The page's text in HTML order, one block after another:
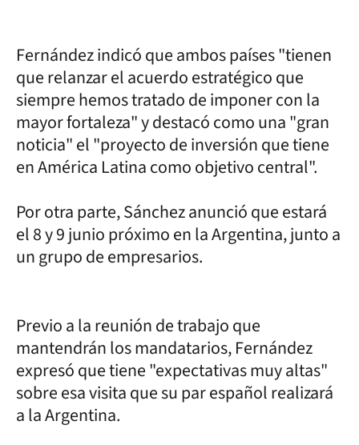
Fernández indicó que ambos países "tienen
que relanzar el acuerdo estratégico que
siempre hemos tratado de imponer con la
mayor fortaleza" y destacó como una "gran
noticia" el "proyecto de inversión que tiene
en América Latina como objetivo central".
Por otra parte, Sánchez anunció que estará
el 8 y 9 junio próximo en la Argentina, junto a
un grupo de empresarios.
Previo a la reunión de trabajo que
mantendrán los mandatarios, Fernández
expresó que tiene "expectativas muy altas"
sobre esa visita que su par español realizará
a la Argentina.